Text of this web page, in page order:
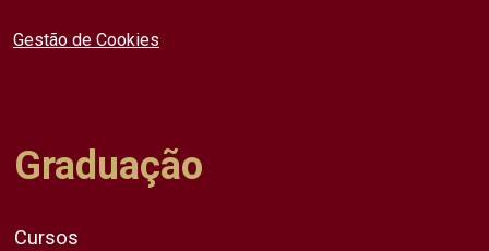
Gestão de Cookies
Graduação
Cursos